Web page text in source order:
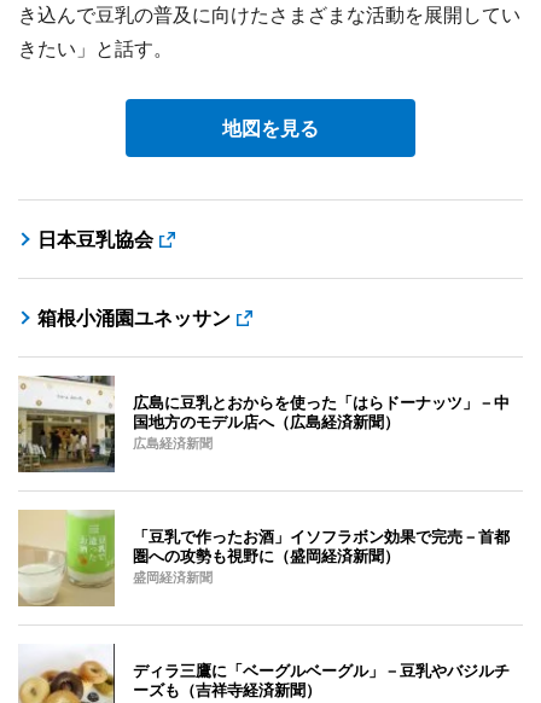
き込んで豆乳の普及に向けたさまざまな活動を展開してい
きたい」と話す。
地図を見る
日本豆乳協会
箱根小涌園ユネッサン
広島に豆乳とおからを使った「はらドーナッツ」－中
国地方のモデル店へ（広島経済新聞）
広島経済新聞
「豆乳で作ったお酒」イソフラボン効果で完売－首都
圏への攻勢も視野に（盛岡経済新聞）
盛岡経済新聞
ディラ三鷹に「ベーグルベーグル」－豆乳やバジルチ
ーズも（吉祥寺経済新聞）